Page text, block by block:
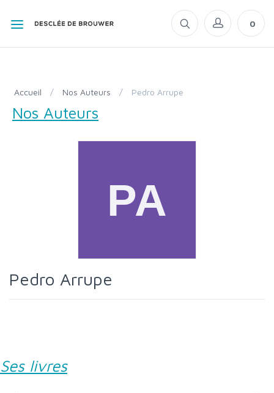
0
Accueil / Nos Auteurs / Pedro Arrupe
Nos Auteurs
Pedro Arrupe
Ses livres